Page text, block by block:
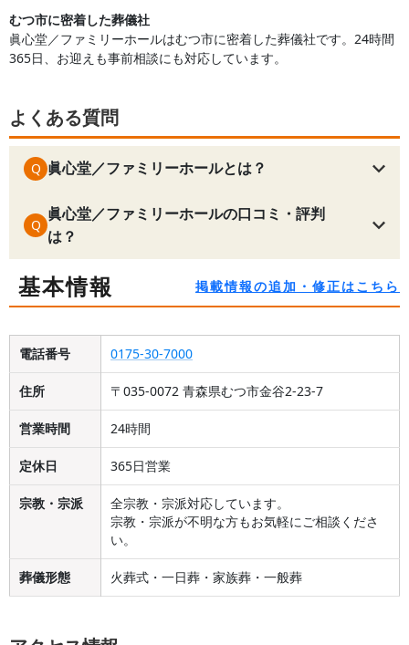
むつ市に密着した葬儀社
眞心堂／ファミリーホールはむつ市に密着した葬儀社です。24時間
365日、お迎えも事前相談にも対応しています。
よくある質問
Q 眞心堂／ファミリーホールとは？
Q
眞心堂／ファミリーホールの口コミ・評判
は？
基本情報 掲載情報の追加・修正はこちら
電話番号 0175-30-7000
住所 〒035-0072 青森県むつ市金谷2-23-7
営業時間 24時間
定休日 365日営業
宗教・宗派
全宗教・宗派対応しています。
宗教・宗派が不明な方もお気軽にご相談くださ
い。
葬儀形態 火葬式・一日葬・家族葬・一般葬